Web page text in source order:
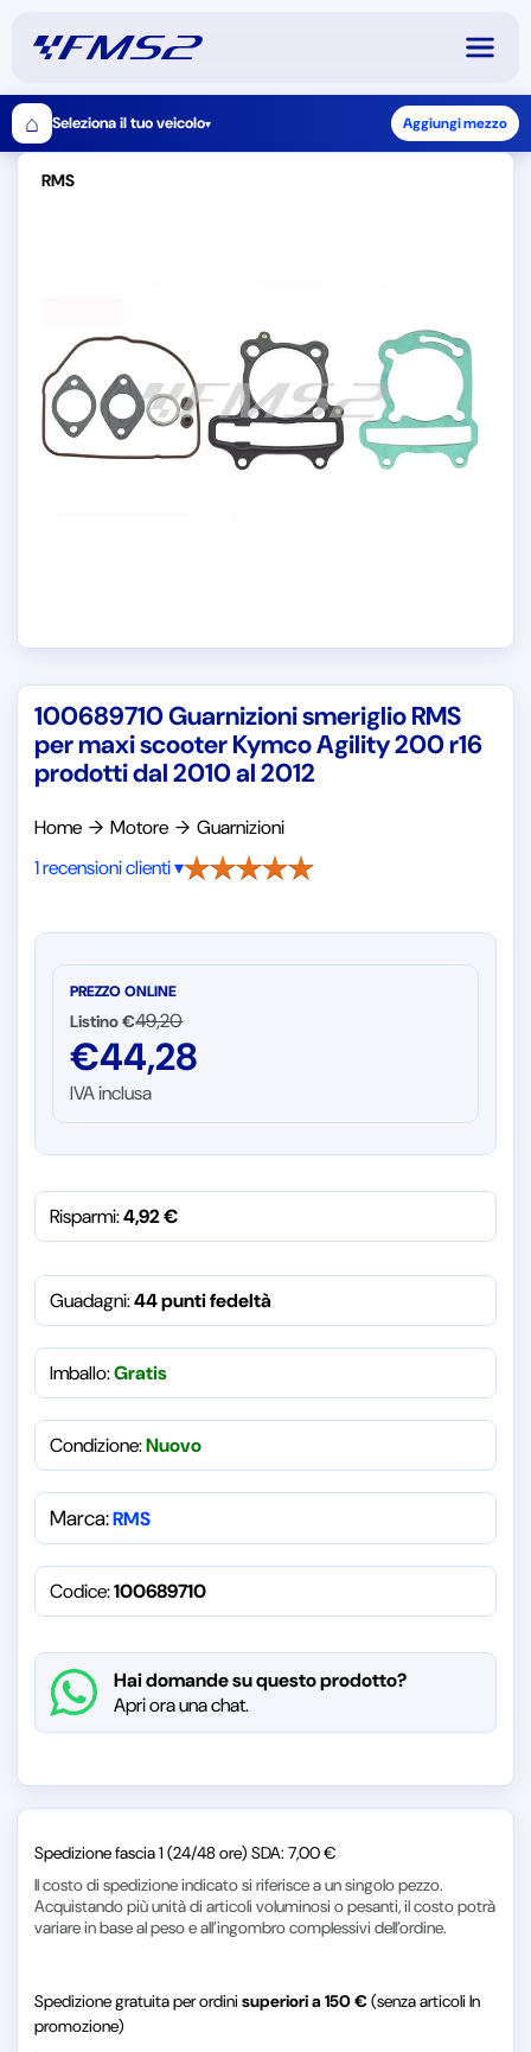
⌂ Seleziona il tuo veicolo▾ Aggiungi mezzo
RMS
100689710 Guarnizioni smeriglio RMS
per maxi scooter Kymco Agility 200 r16
prodotti dal 2010 al 2012
Home → Motore → Guarnizioni
1 recensioni clienti ▾
PREZZO ONLINE
Listino €49,20
€44,28
IVA inclusa
Risparmi:4,92€
Guadagni:44 punti fedeltà
Imballo:Gratis
Condizione:Nuovo
Marca:RMS
Codice:100689710
Hai domande su questo prodotto?
Apri ora una chat.
Spedizione fascia 1 (24/48 ore) SDA: 7,00 €
Il costo di spedizione indicato si riferisce a un singolo pezzo.
Acquistando più unità di articoli voluminosi o pesanti, il costo potrà
variare in base al peso e all’ingombro complessivi dell’ordine.
Spedizione gratuita per ordinisuperiori a 150 €(senza articoli In
promozione)